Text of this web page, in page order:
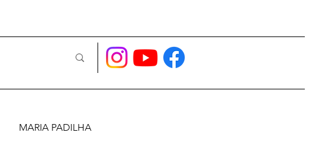
MARIA PADILHA